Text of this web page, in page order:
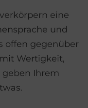
eine
und
offen gegenüber
Wertigkeit,
Ihrem